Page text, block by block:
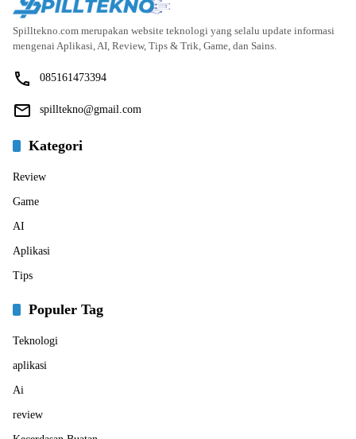
Spilltekno.com merupakan website teknologi yang selalu update informasi
mengenai Aplikasi, AI, Review, Tips & Trik, Game, dan Sains.
085161473394
spilltekno@gmail.com
Kategori
Review
Game
AI
Aplikasi
Tips
Populer Tag
Teknologi
aplikasi
Ai
review